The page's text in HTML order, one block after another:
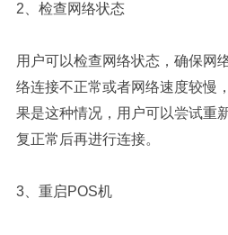
2、检查网络状态
用户可以检查网络状态，确保网
络连接不正常或者网络速度较慢
果是这种情况，用户可以尝试重
复正常后再进行连接。
3、重启POS机